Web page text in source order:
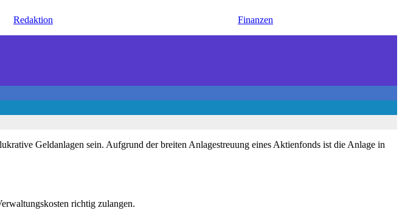
Redaktion Finanzen
Geldanlagen sein. Aufgrund der breiten Anlagestreuung eines Aktienfonds ist die Anlage in
richtig zulangen.